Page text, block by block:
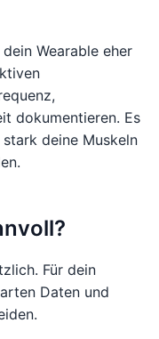
Wearable eher
dokumentieren. Es
deine Muskeln
Für dein
Daten und